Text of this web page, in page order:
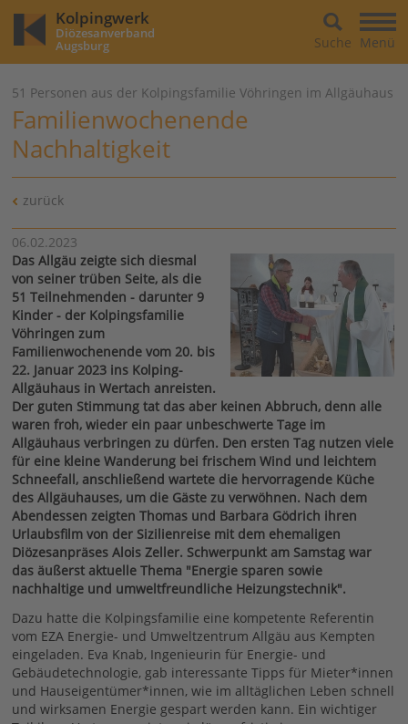
Kolpingwerk
Diözesanverband
Augsburg Menü
Suche
51 Personen aus der Kolpingsfamilie Vöhringen im Allgäuhaus
Familienwochenende
Nachhaltigkeit
zurück
06.02.2023
Das Allgäu zeigte sich diesmal
von seiner trüben Seite, als die
51 Teilnehmenden - darunter 9
Kinder - der Kolpingsfamilie
Vöhringen zum
Familienwochenende vom 20. bis
22. Januar 2023 ins Kolping-
Allgäuhaus in Wertach anreisten.
Der guten Stimmung tat das aber keinen Abbruch, denn alle
waren froh, wieder ein paar unbeschwerte Tage im
Allgäuhaus verbringen zu dürfen. Den ersten Tag nutzen viele
für eine kleine Wanderung bei frischem Wind und leichtem
Schneefall, anschließend wartete die hervorragende Küche
des Allgäuhauses, um die Gäste zu verwöhnen. Nach dem
Abendessen zeigten Thomas und Barbara Gödrich ihren
Urlaubsfilm von der Sizilienreise mit dem ehemaligen
Diözesanpräses Alois Zeller. Schwerpunkt am Samstag war
das äußerst aktuelle Thema "Energie sparen sowie
nachhaltige und umweltfreundliche Heizungstechnik".
Dazu hatte die Kolpingsfamilie eine kompetente Referentin
vom EZA Energie- und Umweltzentrum Allgäu aus Kempten
eingeladen. Eva Knab, Ingenieurin für Energie- und
Gebäudetechnologie, gab interessante Tipps für Mieter*innen
und Hauseigentümer*innen, wie im alltäglichen Leben schnell
und wirksamen Energie gespart werden kann. Ein wichtiger